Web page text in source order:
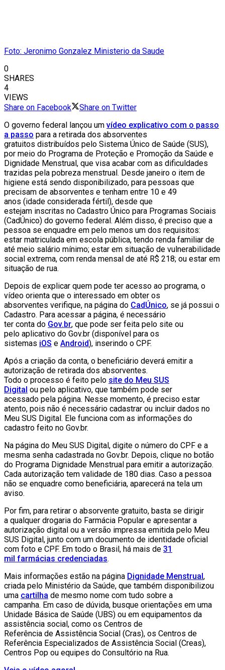
Foto: Jeronimo Gonzalez Ministerio da Saude
0
SHARES
4
VIEWS
Share on Facebook
Share on Twitter
O governo federal lançou um vídeo explicativo com o passo
a passo para a retirada dos absorventes
gratuitos distribuídos pelo Sistema Único de Saúde (SUS),
por meio do Programa de Proteção e Promoção da Saúde e
Dignidade Menstrual, que visa acabar com as dificuldades
trazidas pela pobreza menstrual. Desde janeiro o item de
higiene está sendo disponibilizado, para pessoas que
precisam de absorventes e tenham entre 10 e 49
anos (idade considerada fértil), desde que
estejam inscritas no Cadastro Único para Programas Sociais
(CadÚnico) do governo federal. Além disso, é preciso que a
pessoa se enquadre em pelo menos um dos requisitos:
estar matriculada em escola pública, tendo renda familiar de
até meio salário mínimo; estar em situação de vulnerabilidade
social extrema, com renda mensal de até R$ 218; ou estar em
situação de rua.
Depois de explicar quem pode ter acesso ao programa, o
vídeo orienta que o interessado em obter os
absorventes verifique, na página do CadÚnico, se já possui o
Cadastro. Para acessar a página, é necessário
ter conta do Gov.br, que pode ser feita pelo site ou
pelo aplicativo do Gov.br (disponível para os
sistemas iOS e Android), inserindo o CPF.
Após a criação da conta, o beneficiário deverá emitir a
autorização de retirada dos absorventes.
Todo o processo é feito pelo site do Meu SUS
Digital ou pelo aplicativo, que também pode ser
acessado pela página. Nesse momento, é preciso estar
atento, pois não é necessário cadastrar ou incluir dados no
Meu SUS Digital. Ele funciona com as informações do
cadastro feito no Gov.br.
Na página do Meu SUS Digital, digite o número do CPF e a
mesma senha cadastrada no Gov.br. Depois, clique no botão
do Programa Dignidade Menstrual para emitir a autorização.
Cada autorização tem validade de 180 dias. Caso a pessoa
não se enquadre como beneficiária, aparecerá na tela um
aviso.
Por fim, para retirar o absorvente gratuito, basta se dirigir
a qualquer drogaria do Farmácia Popular e apresentar a
autorização digital ou a versão impressa emitida pelo Meu
SUS Digital, junto com um documento de identidade oficial
com foto e CPF. Em todo o Brasil, há mais de 31
mil farmácias credenciadas.
Mais informações estão na página Dignidade Menstrual,
criada pelo Ministério da Saúde, que também disponibilizou
uma cartilha de mesmo nome com tudo sobre a
campanha. Em caso de dúvida, busque orientações em uma
Unidade Básica de Saúde (UBS) ou em equipamentos da
assistência social, como os Centros de
Referência de Assistência Social (Cras), os Centros de
Referência Especializados de Assistência Social (Creas),
Centros Pop ou equipes do Consultório na Rua.